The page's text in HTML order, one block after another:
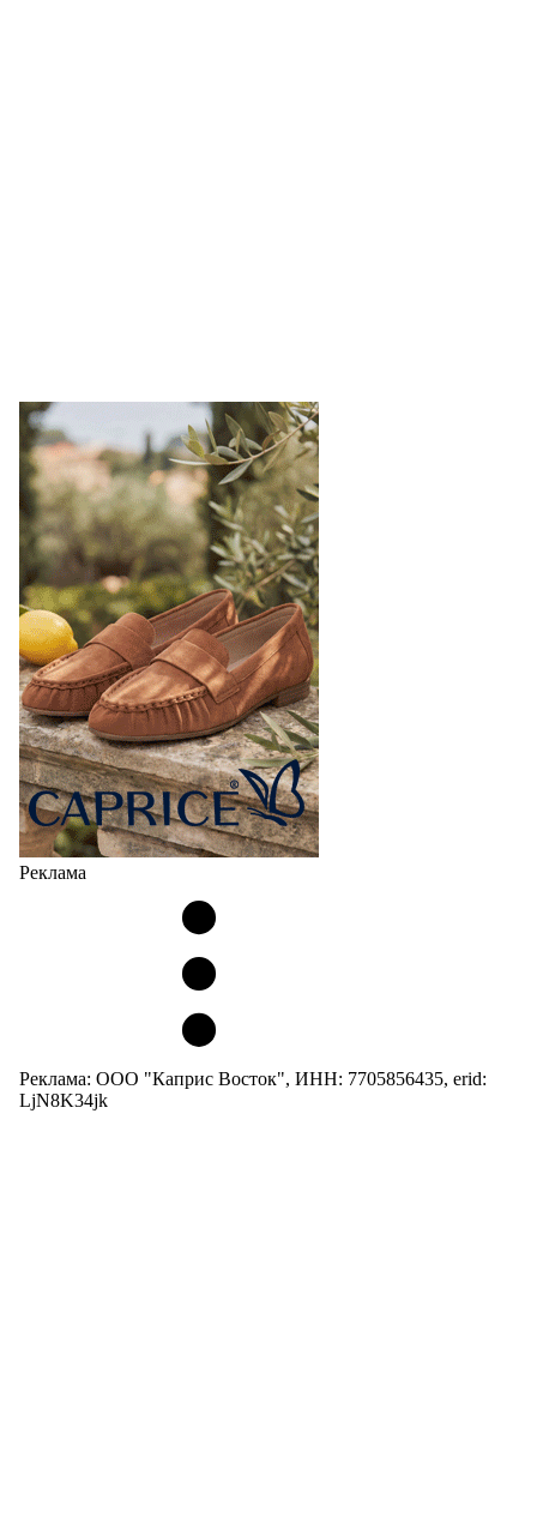
Реклама
Реклама: ООО "Каприс Восток", ИНН: 7705856435, erid:
LjN8K34jk